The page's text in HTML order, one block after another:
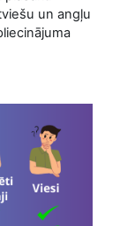
un angļu